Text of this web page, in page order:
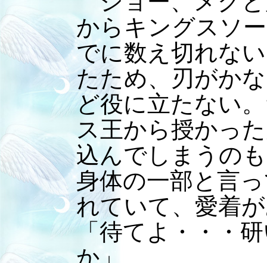
からキングスソ
でに数え切れな
たため、刃がか
ど役に立たない
ス王から授かっ
込んでしまうの
身体の一部と言
れていて、愛着
「待てよ・・・
か」